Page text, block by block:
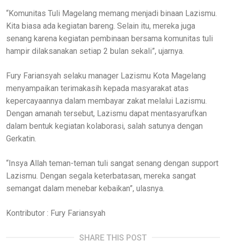
“Komunitas Tuli Magelang memang menjadi binaan Lazismu.
Kita biasa ada kegiatan bareng. Selain itu, mereka juga
senang karena kegiatan pembinaan bersama komunitas tuli
hampir dilaksanakan setiap 2 bulan sekali”, ujarnya.
Fury Fariansyah selaku manager Lazismu Kota Magelang
menyampaikan terimakasih kepada masyarakat atas
kepercayaannya dalam membayar zakat melalui Lazismu.
Dengan amanah tersebut, Lazismu dapat mentasyarufkan
dalam bentuk kegiatan kolaborasi, salah satunya dengan
Gerkatin.
“Insya Allah teman-teman tuli sangat senang dengan support
Lazismu. Dengan segala keterbatasan, mereka sangat
semangat dalam menebar kebaikan”, ulasnya.
Kontributor : Fury Fariansyah
SHARE THIS POST